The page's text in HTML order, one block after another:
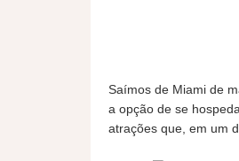
Saímos de Miami de
a opção de se
atrações que, em um